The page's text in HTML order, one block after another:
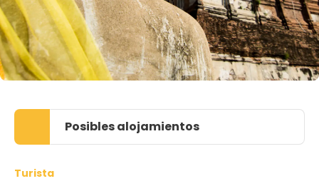
Posibles alojamientos
Turista